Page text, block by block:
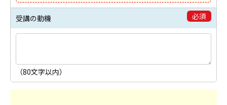
受講の動機 必須
（80文字以内）